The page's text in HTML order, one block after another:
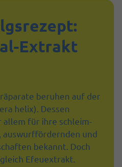
Extrakt
beruhen auf der
helix). Dessen
für ihre schleim-
auswurffördernden und
bekannt. Doch
Efeuextrakt.